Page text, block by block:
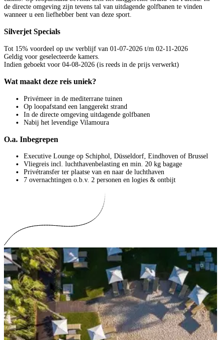
de directe omgeving zijn tevens tal van uitdagende golfbanen te vinden
wanneer u een liefhebber bent van deze sport.
Silverjet Specials
Tot 15% voordeel op uw verblijf van 01-07-2026 t/m 02-11-2026
Geldig voor geselecteerde kamers.
Indien geboekt voor 04-08-2026 (is reeds in de prijs verwerkt)
Wat maakt deze reis uniek?
Privémeer in de mediterrane tuinen
Op loopafstand een langgerekt strand
In de directe omgeving uitdagende golfbanen
Nabij het levendige Vilamoura
O.a. Inbegrepen
Executive Lounge op Schiphol, Düsseldorf, Eindhoven of Brussel
Vliegreis incl. luchthavenbelasting en min. 20 kg bagage
Privétransfer ter plaatse van en naar de luchthaven
7 overnachtingen o.b.v. 2 personen en logies & ontbijt